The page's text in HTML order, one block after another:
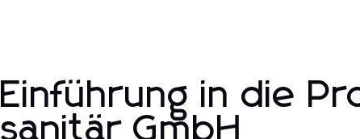
Einführung in die
sanitär GmbH